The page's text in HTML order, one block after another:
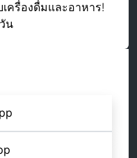
ครื่องดื่มและอาหาร!
น